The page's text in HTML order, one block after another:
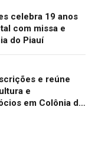
celebra 19 anos
com missa e
do Piauí
e reúne
e
em Colônia do